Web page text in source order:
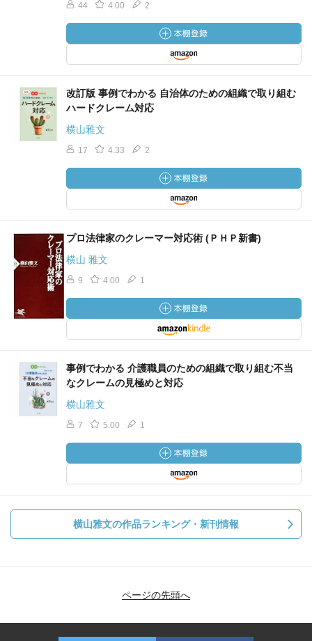
44 4.00 2
改訂版 事例でわかる 自治体のための組織で取り組む
ハードクレーム対応
横山雅文
17 4.33 2
プロ法律家のクレーマー対応術 (ＰＨＰ新書)
横山 雅文
9 4.00 1
事例でわかる 介護職員のための組織で取り組む不当
なクレームの見極めと対応
横山雅文
7 5.00 1
横山雅文の作品ランキング・新刊情報
ページの先頭へ